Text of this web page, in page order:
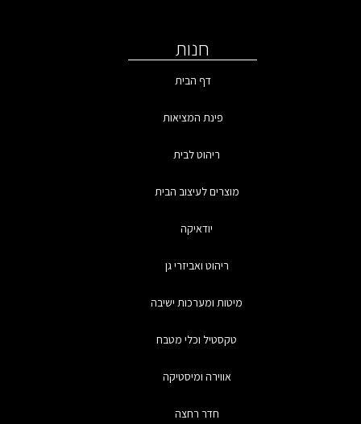
חנות
דף הבית
פינת המציאות
ריהוט לבית
מוצרים לעיצוב הבית
יודאיקה
ריהוט ואביזרי גן
מיטות ומערכות ישיבה
טקסטיל וכלי מטבח
אווירה ומיסטיקה
חדר רחצה